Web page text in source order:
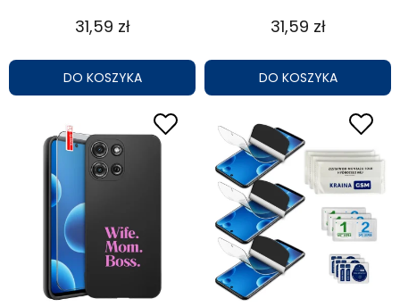
31,59 zł
DO KOSZYKA
31,59 zł
DO KOSZYKA